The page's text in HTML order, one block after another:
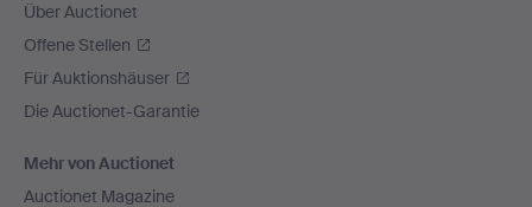
Über Auctionet
Offene Stellen
Für Auktionshäuser
Die Auctionet-Garantie
Mehr von Auctionet
Auctionet Magazine